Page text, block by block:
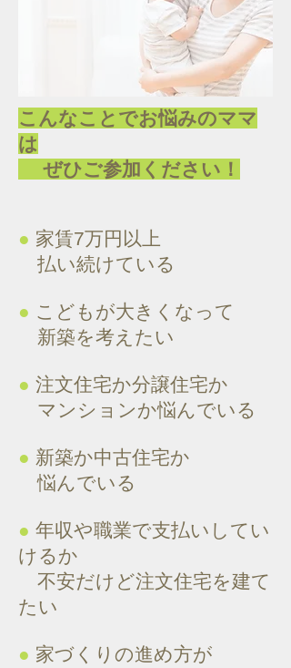
こんなことでお悩みのママ
は
ぜひご参加ください！
● 家賃7万円以上
払い続けている
● こどもが大きくなって
新築を考えたい
● 注文住宅か分譲住宅か
マンションか悩んでいる
● 新築か中古住宅か
悩んでいる
● 年収や職業で支払いしてい
けるか
不安だけど注文住宅を建て
たい
● 家づくりの進め方が